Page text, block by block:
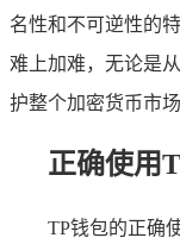
名性和不可逆性的
难上加难，无论是
护整个加密货币市
正确使用
TP钱包的正确